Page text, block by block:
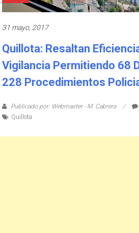
31 mayo, 2017
Quillota: Resaltan
Vigilancia Permitiendo 68
228 Procedimientos
Publicado por: Webmaster - M. Cabrera
Quillota